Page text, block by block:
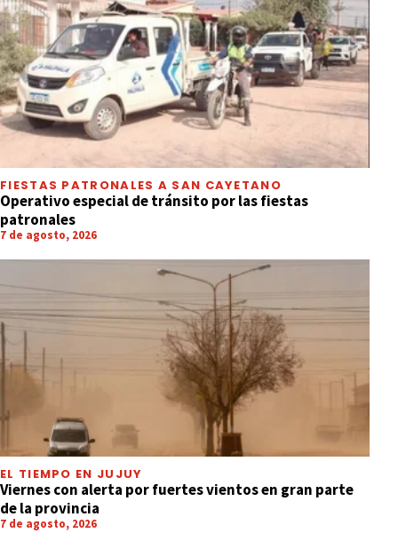
FIESTAS PATRONALES A SAN CAYETANO
Operativo especial de tránsito por las fiestas
patronales
7 de agosto, 2026
EL TIEMPO EN JUJUY
Viernes con alerta por fuertes vientos en gran parte
de la provincia
7 de agosto, 2026